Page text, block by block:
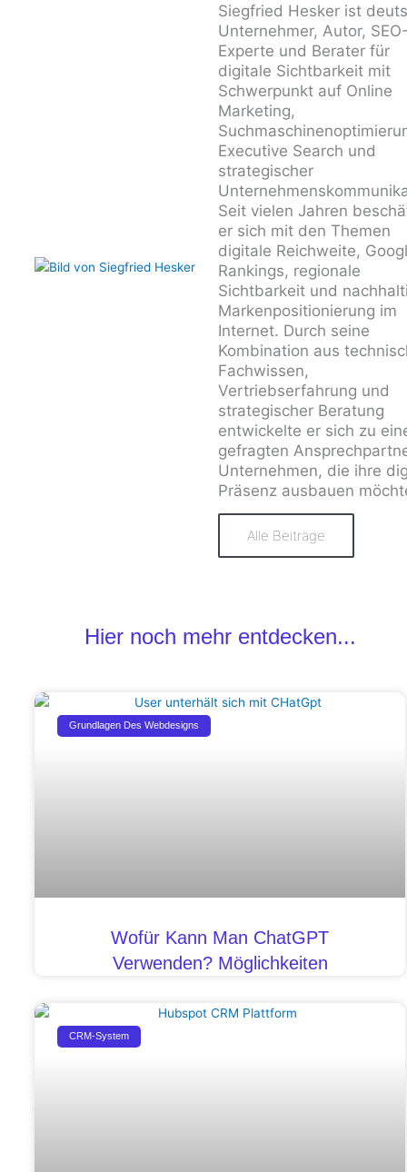
Siegfried Hesker ist
Unternehmer, Autor,
Experte und Berater für
digitale Sichtbarkeit mit
Schwerpunkt auf Online
Marketing,
Executive Search und
strategischer
Seit vielen Jahren
er sich mit den Themen
digitale Reichweite,
Rankings, regionale
Sichtbarkeit und
Markenpositionierung im
Internet. Durch seine
Kombination aus
Fachwissen,
Vertriebserfahrung und
strategischer Beratung
entwickelte er sich zu
gefragten
Unternehmen, die ihre
Präsenz ausbauen
Alle Beiträge
Hier noch mehr entdecken...
Grundlagen Des Webdesigns
Wofür Kann Man ChatGPT
Verwenden? Möglichkeiten
CRM-System